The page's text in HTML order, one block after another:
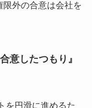
限外の合意は会社を
意したつもり』
を円滑に進めるた